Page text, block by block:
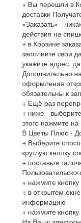
+ Вы перешли в
доставки
«Заказать» -
действия не
+ в Корзине
заполните свои
укажите адрес,
Дополнительно
оформления
обязательны к
+ Ещё раз
+ ниже -
этого нажмите на
В Цветы Плюс -
+ Выберите
круглую кнопку
+ поставьте
+ нажмите кнопку
+ в открытом
информацию
+ нажмите кнопку